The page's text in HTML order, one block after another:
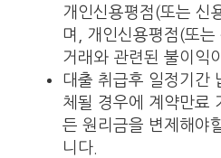
개인신용평점(또는 신
며, 개인신용평점(또
거래와 관련된 불이익
대출 취급후 일정기간
체될 경우에 계약만료
든 원리금을 변제해야
니다.